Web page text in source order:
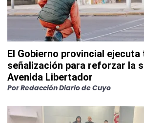
El Gobierno provincial ejecuta
señalización para reforzar la
Avenida Libertador
PorRedacción Diario de Cuyo